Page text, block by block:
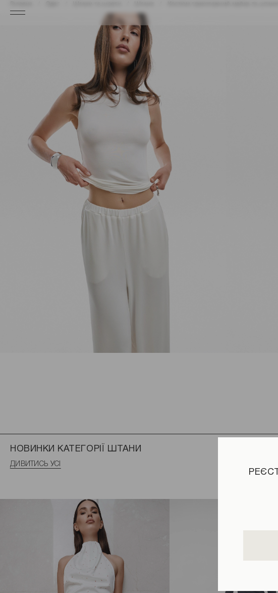
НОВИНКИ КАТЕГОРІЇ ШТАНИ
ДИВИТИСЬ УСІ